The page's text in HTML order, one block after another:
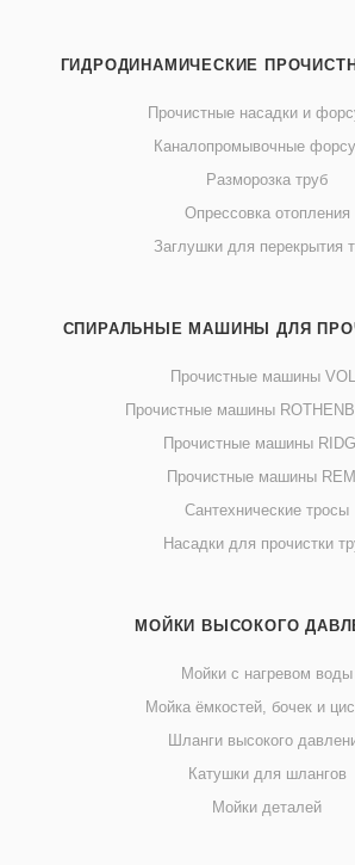
ГИДРОДИНАМИЧЕСКИЕ
Прочистные насадки и
Каналопромывочные
Разморозка труб
Опрессовка отопления
Заглушки для перекрытия
СПИРАЛЬНЫЕ МАШИНЫ ДЛЯ
Прочистные машины
Прочистные машины
Прочистные машины
Прочистные машины
Сантехнические тросы
Насадки для прочистки
МОЙКИ ВЫСОКОГО
Мойки с нагревом воды
Мойка ёмкостей, бочек и
Шланги высокого
Катушки для шлангов
Мойки деталей